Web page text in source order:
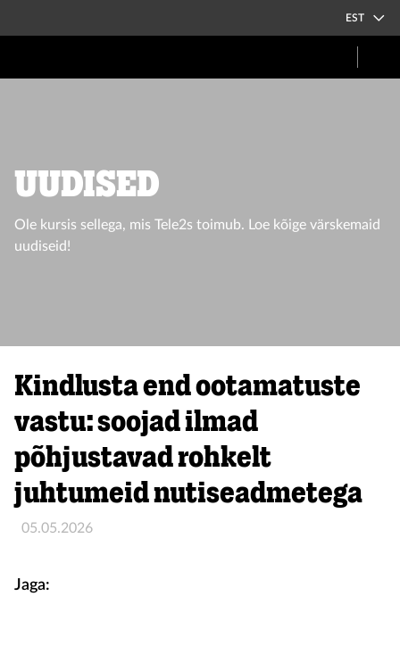
EST
UUDISED
Ole kursis sellega, mis Tele2s toimub. Loe kõige värskemaid
uudiseid!
Kindlusta end ootamatuste
vastu: soojad ilmad
põhjustavad rohkelt
juhtumeid nutiseadmetega
05.05.2026
Jaga: